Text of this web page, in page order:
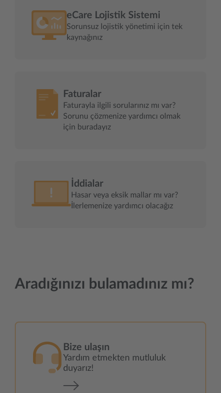
eCare Lojistik Sistemi
Sorunsuz lojistik yönetimi için tek
kaynağınız
Faturalar
Faturayla ilgili sorularınız mı var?
Sorunu çözmenize yardımcı olmak
için buradayız
İddialar
Hasar veya eksik mallar mı var?
İlerlemenize yardımcı olacağız
Aradığınızı bulamadınız mı?
Bize ulaşın
Yardım etmekten mutluluk
duyarız!